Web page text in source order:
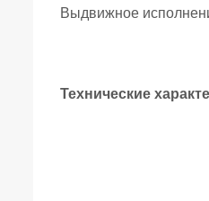
Выдвижное
Технические